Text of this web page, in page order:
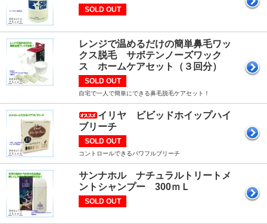
SOLD OUT
レンジで温めるだけの簡単鼻毛ワッ
クス脱毛 サボテンノーズワック
ス ホームケアセット（３回分）
SOLD OUT
自宅で一人で簡単にできる鼻毛脱毛ケアセット！
イリヤ ビビッドホイップハイ
ブリーチ
SOLD OUT
コントロールできるパワフルブリーチ
サンナホル ナチュラルトリートメ
ントシャンプー 300ｍＬ
SOLD OUT